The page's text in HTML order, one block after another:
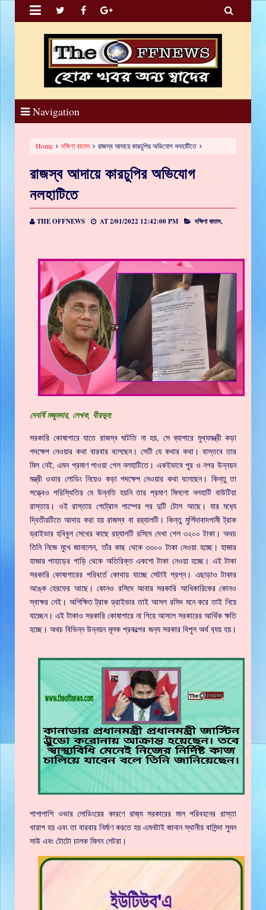
 
Navigation
Home দক্ষিণা বাতাস রাজস্ব আদায়ে কারচুপির অভিযোগ নলহাটিতে
রাজস্ব আদায়ে কারচুপির অভিযোগ
নলহাটিতে
THE OFFNEWS AT2/01/2022 12:42:00 PM দক্ষিণা বাতাস,
দেবর্ষি মজুমদার, লেখক, বীরভূম:
সরকারি কোষাগারে যাতে রাজস্ব ঘাটতি না হয়, সে ব্যাপারে মুখ্যমন্ত্রী কড়া
পদক্ষেপ নেওয়ার কথা বারবার বলেছেন। সেটি যে কথার কথা। বাস্তবে তার
মিল নেই, এমন প্রমাণ পাওয়া গেল নলহাটিতে। একইভাবে পুর ও নগর উন্নয়ন
মন্ত্রী ওভার লোডিং নিয়েও কড়া পদক্ষেপ নেওয়ার কথা বলেছেন। কিন্তু তা
সত্ত্বেও পরিস্থিতির যে উন্নতি হয়নি তার প্রমাণ মিললো নলহাটি বাউটিয়া
রাস্তায়। ওই রাস্তায় পেট্রোল পাম্পের পর দুটি টোল আছে। যার মধ‍্যে
দ্বিতীয়টিতে আদায় করা হয় রাজস্ব বা রয়্যালটি। কিন্তু মুর্শিদাবাদগামী ট্রাক
ড্রাইভার হবিবুল সেখের কাছে রয়্যালটি রসিদে দেখা গেল ৩২০০ টাকা। অথচ
তিনি নিজে মুখে জানালেন, তাঁর কাছ থেকে ৩৩০০ টাকা নেওয়া হচ্ছে। হাজার
হাজার পাহাড়ের গাড়ি থেকে অতিরিক্ত একশো টাকা নেওয়া হচ্ছে। এই টাকা
সরকারি কোষাগারের পরিবর্তে কোথায় যাচ্ছে সেটাই প্রশ্ন। এছাড়াও টাকার
অঙ্কে হেরফের আছে। কোনও রসিদে আবার সরকারি আধিকারিকের কোনও
স্বাক্ষর নেই। অশিক্ষিত ট্রাক ড্রাইভার তাই আসল রসিদ মনে করে তাই নিয়ে
যাচ্ছেন। এই টাকাও সরকারি কোষাগারে না গিয়ে আসলে সরকারের আর্থিক ক্ষতি
হচ্ছে। অথচ বিভিন্ন উন্নয়ন মূলক প্রকল্পের জন‍্য সরকার বিপুল অর্থ ব‍্যয় হয়।
পাশাপাশি ওভার লোডিংয়ের কারণে রাজ‍্য সরকারের মাল পরিবহনের রাস্তা
খারাপ হয় এবং তা বারবার নির্মাণ করতে হয় এমনটাই জানান স্থানীয় বাসিন্দা সুমন
সাউ এবং টোটো চালক মিলন লেটরা।